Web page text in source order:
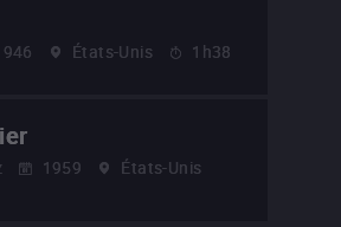
États-Unis 1h38
1959
États-Unis